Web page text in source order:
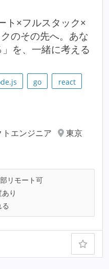
ト×フルスタック×
のその先へ。あな
を、一緒に考える
go
react
エンジニア
東京
リモート可
り